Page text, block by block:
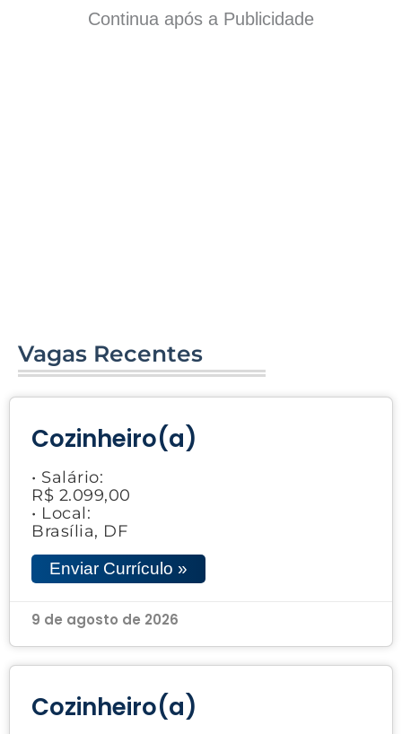
Continua após a Publicidade
Vagas Recentes
Cozinheiro(a)
• Salário:
R$ 2.099,00
• Local:
Brasília, DF
Enviar Currículo »
9 de agosto de 2026
Cozinheiro(a)